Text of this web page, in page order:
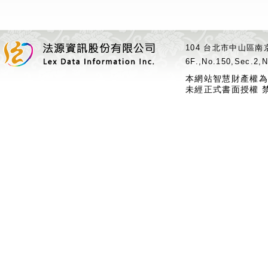
104 台北市中山區
本網站智慧財產權
未經正式書面授權